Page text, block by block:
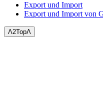
Export und Import
Export und Import von
Ʌ2TopɅ